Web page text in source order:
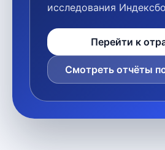
исследования
Перейти к
Смотреть отчёты